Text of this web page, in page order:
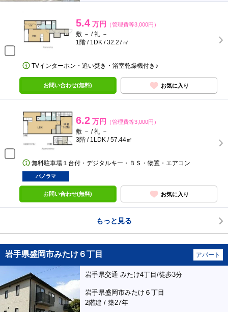
5.4 万円 （管理費等3,000円）
敷 － / 礼 －
1階 / 1DK / 32.27㎡
TVインターホン・追い焚き・浴室乾燥機付き♪
お問い合わせ(無料) お気に入り
6.2 万円 （管理費等3,000円）
敷 － / 礼 －
3階 / 1LDK / 57.44㎡
無料駐車場１台付・デジタルキー・ＢＳ・物置・エアコン
パノラマ
お問い合わせ(無料) お気に入り
もっと見る
岩手県盛岡市みたけ６丁目 アパート
岩手県交通 みたけ4丁目/徒歩3分
岩手県盛岡市みたけ６丁目
2階建 / 築27年